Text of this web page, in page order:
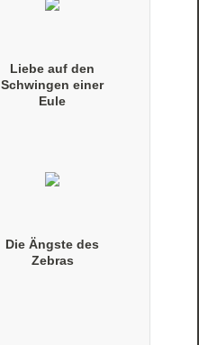
Liebe auf den
Schwingen einer
Eule
Die Ängste des
Zebras